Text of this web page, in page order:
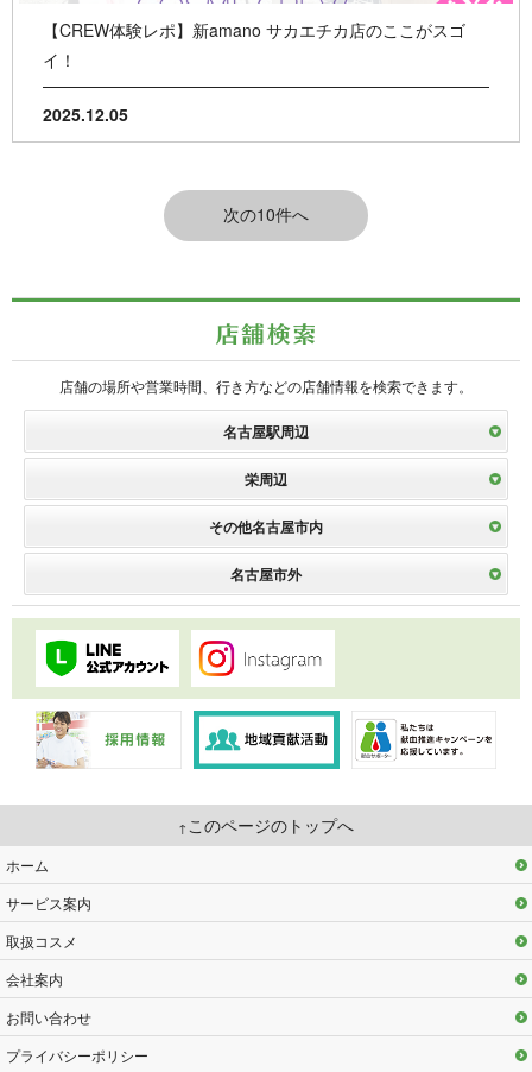
【CREW体験レポ】新amano サカエチカ店のここがスゴ
イ！
2025.12.05
店舗の場所や営業時間、行き方などの店舗情報を検索できます。
名古屋駅周辺
栄周辺
その他名古屋市内
名古屋市外
このページのトップへ
ホーム
サービス案内
取扱コスメ
会社案内
お問い合わせ
プライバシーポリシー